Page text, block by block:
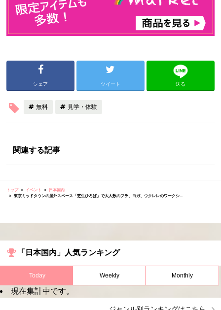
シェア ツイート 送る
無料 見学・体験
関連する記事
トップ イベント
日本国内
東京ミッドタウンの屋外スペース「芝生ひろば」で大人数のフラ、ヨガ、ウクレレのワークシ...
「日本国内」人気ランキング
Today Weekly Monthly
現在集計中です。